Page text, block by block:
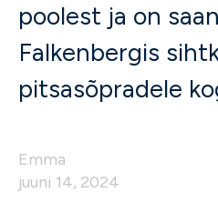
poolest ja on
Falkenbergis
pitsasõpradele
Emma
juuni 14, 2024